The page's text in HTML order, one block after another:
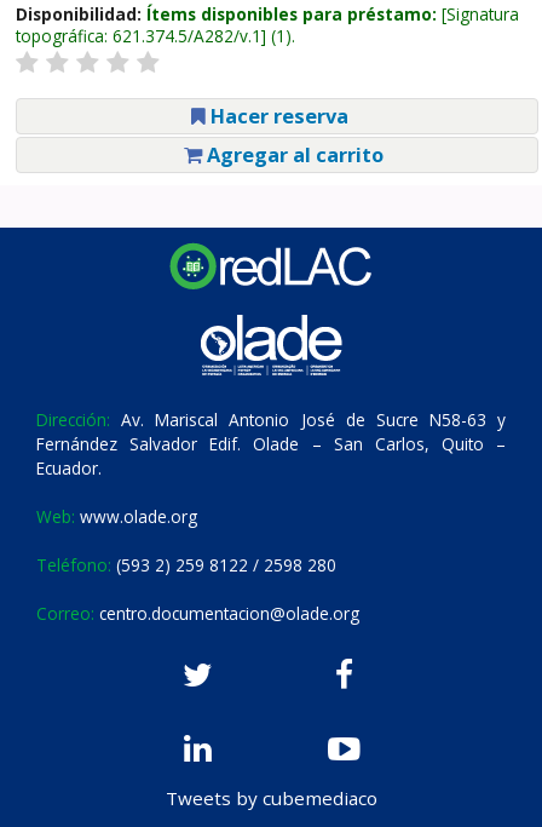
Disponibilidad: Ítems disponibles para préstamo: Signatura
topográfica: 621.374.5/A282/v.1 (1).
Hacer reserva
Agregar al carrito
Dirección: Av. Mariscal Antonio José de Sucre N58-63 y
Fernández Salvador Edif. Olade – San Carlos, Quito –
Ecuador.
Web: www.olade.org
Teléfono: (593 2) 259 8122 / 2598 280
Correo: centro.documentacion@olade.org
Tweets by cubemediaco